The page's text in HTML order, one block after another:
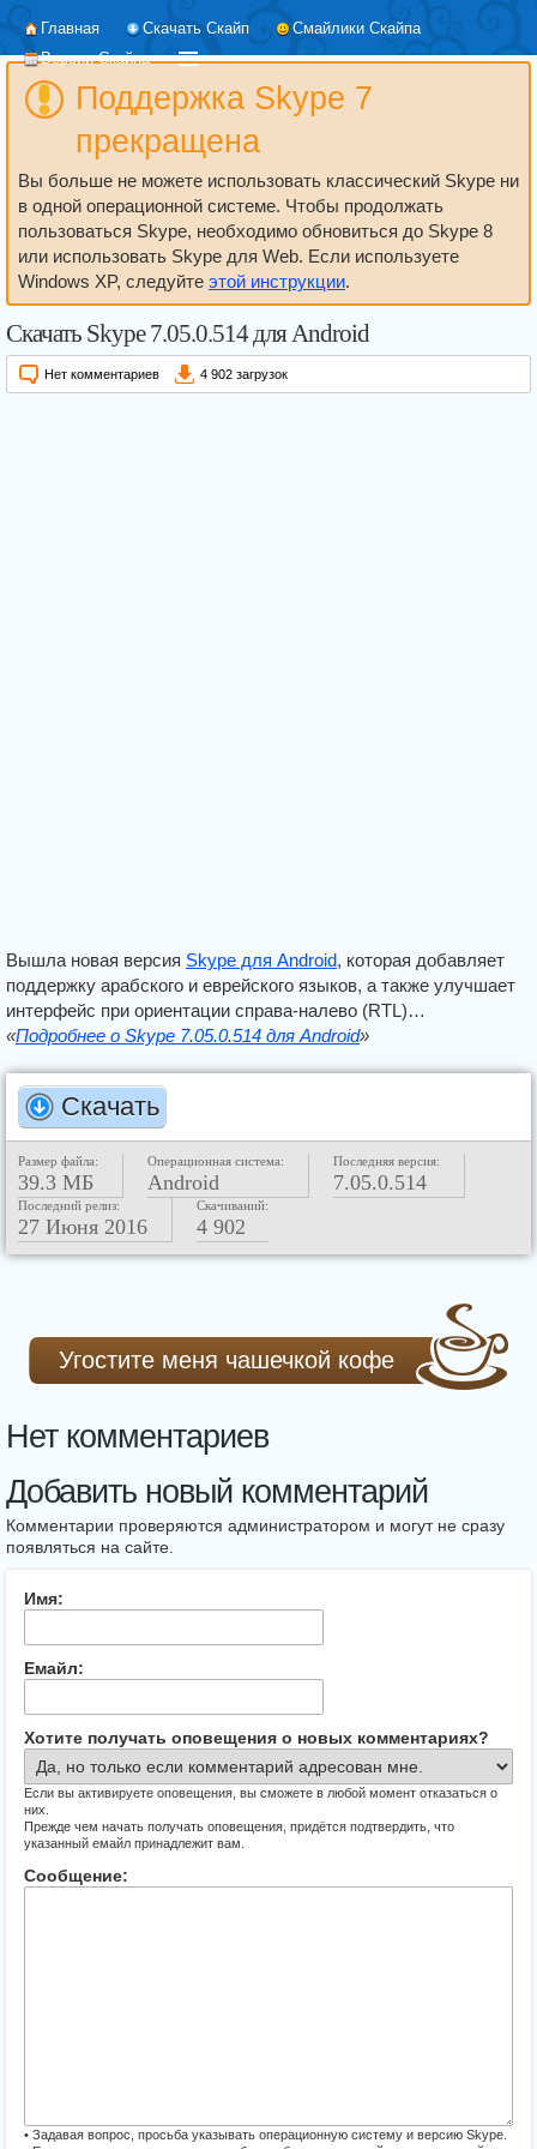
Главная Скачать Скайп
Смайлики Скайпа
Версии Скайпа
Поддержка Skype 7
прекращена
Вы больше не можете использовать классический Skype ни
в одной операционной системе. Чтобы продолжать
пользоваться Skype, необходимо обновиться до Skype 8
или использовать Skype для Web. Если используете
Windows XP, следуйте этой инструкции.
Скачать Skype 7.05.0.514 для Android
Нет комментариев 4 902 загрузок
Вышла новая версия Skype для Android, которая добавляет
поддержку арабского и еврейского языков, а также улучшает
интерфейс при ориентации справа-налево (RTL)…
«Подробнее о Skype 7.05.0.514 для Android»
Скачать
Размер файла:
39.3 МБ
Операционная система:
Android
Последняя версия:
7.05.0.514
Последний релиз:
27 Июня 2016
Скачиваний:
4 902
Угостите меня чашечкой кофе
Нет комментариев
Добавить новый комментарий
Комментарии проверяются администратором и могут не сразу
появляться на сайте.
Имя:
Емайл:
Хотите получать оповещения о новых комментариях?
Если вы активируете оповещения, вы сможете в любой момент отказаться о
них.
Прежде чем начать получать оповещения, придётся подтвердить, что
указанный емайл принадлежит вам.
Сообщение:
• Задавая вопрос, просьба указывать операционную систему и версию Skype.